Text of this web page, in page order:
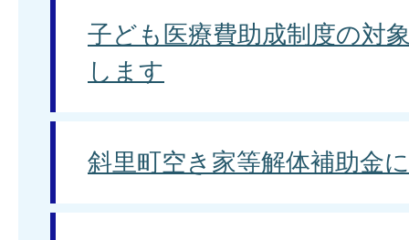
子ども医療費助成制度の対
します
斜里町空き家等解体補助金